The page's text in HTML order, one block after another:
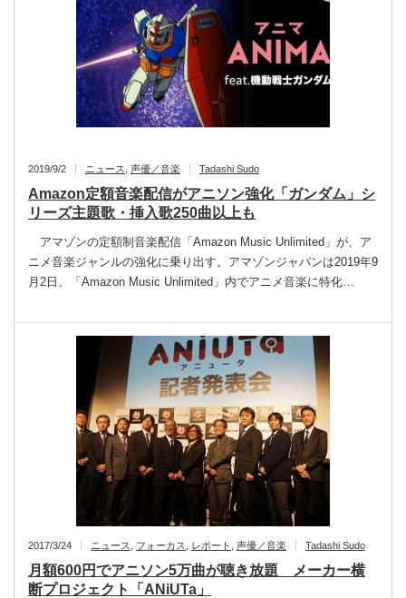
2019/9/2 ニュース 声優／音楽 Tadashi Sudo
Amazon定額音楽配信がアニソン強化「ガンダム」シ
リーズ主題歌・挿入歌250曲以上も
アマゾンの定額制音楽配信「Amazon Music Unlimited」が、ア
ニメ音楽ジャンルの強化に乗り出す。アマゾンジャパンは2019年9
月2日、「Amazon Music Unlimited」内でアニメ音楽に特化…
2017/3/24 ニュース フォーカス レポート 声優／音楽 Tadashi Sudo
月額600円でアニソン5万曲が聴き放題 メーカー横
断プロジェクト「ANiUTa」